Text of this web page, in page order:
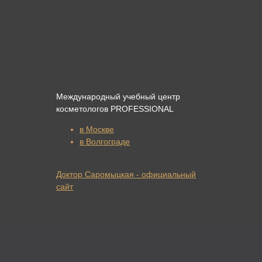
Международный учебный центр
косметологов PROFESSIONAL
в Москве
в Волгограде
Доктор Саромыцкая - официальный
сайт